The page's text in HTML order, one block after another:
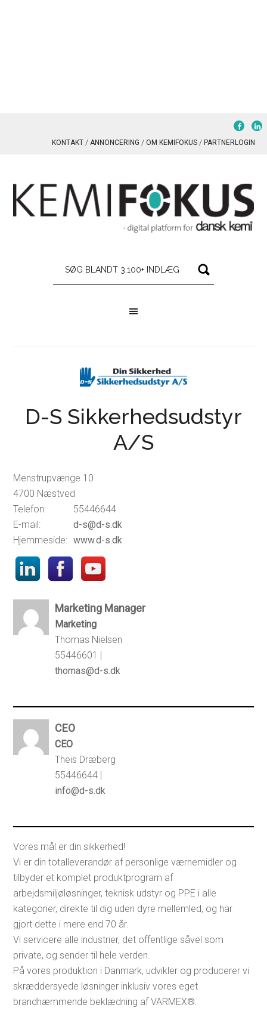
KONTAKT ANNONCERING OM KEMIFOKUS PARTNERLOGIN
D-S Sikkerhedsudstyr
A/S
Menstrupvænge 10
4700 Næstved
Telefon:
55446644
E-mail:
d-s@d-s.dk
Hjemmeside: www.d-s.dk
Marketing Manager
Marketing
Thomas Nielsen
55446601 |
thomas@d-s.dk
CEO
CEO
Theis Dræberg
55446644 |
info@d-s.dk
Vores mål er din sikkerhed!
Vi er din totalleverandør af personlige værnemidler og
tilbyder et komplet produktprogram af
arbejdsmiljøløsninger, teknisk udstyr og PPE i alle
kategorier, direkte til dig uden dyre mellemled, og har
gjort dette i mere end 70 år.
Vi servicere alle industrier, det offentlige såvel som
private, og sender til hele verden.
På vores produktion i Danmark, udvikler og producerer vi
skræddersyede løsninger inklusiv vores eget
brandhæmmende beklædning af VARMEX®.